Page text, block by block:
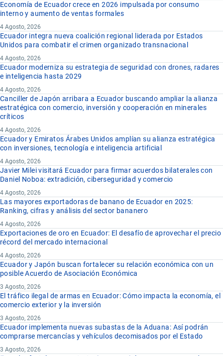
Economía de Ecuador crece en 2026 impulsada por consumo
interno y aumento de ventas formales
4 Agosto, 2026
Ecuador integra nueva coalición regional liderada por Estados
Unidos para combatir el crimen organizado transnacional
4 Agosto, 2026
Ecuador moderniza su estrategia de seguridad con drones, radares
e inteligencia hasta 2029
4 Agosto, 2026
Canciller de Japón arribara a Ecuador buscando ampliar la alianza
estratégica con comercio, inversión y cooperación en minerales
críticos
4 Agosto, 2026
Ecuador y Emiratos Árabes Unidos amplían su alianza estratégica
con inversiones, tecnología e inteligencia artificial
4 Agosto, 2026
Javier Milei visitará Ecuador para firmar acuerdos bilaterales con
Daniel Noboa: extradición, ciberseguridad y comercio
4 Agosto, 2026
Las mayores exportadoras de banano de Ecuador en 2025:
Ranking, cifras y análisis del sector bananero
4 Agosto, 2026
Exportaciones de oro en Ecuador: El desafío de aprovechar el precio
récord del mercado internacional
4 Agosto, 2026
Ecuador y Japón buscan fortalecer su relación económica con un
posible Acuerdo de Asociación Económica
3 Agosto, 2026
El tráfico ilegal de armas en Ecuador: Cómo impacta la economía, el
comercio exterior y la inversión
3 Agosto, 2026
Ecuador implementa nuevas subastas de la Aduana: Así podrán
comprarse mercancías y vehículos decomisados por el Estado
3 Agosto, 2026